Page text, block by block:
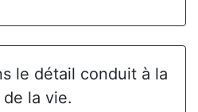
le détail conduit à la
la vie.